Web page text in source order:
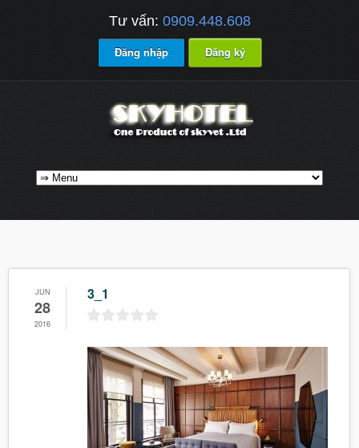
Tư vấn: 0909.448.608
Đăng nhập Đăng ký
JUN
28
2016
3_1